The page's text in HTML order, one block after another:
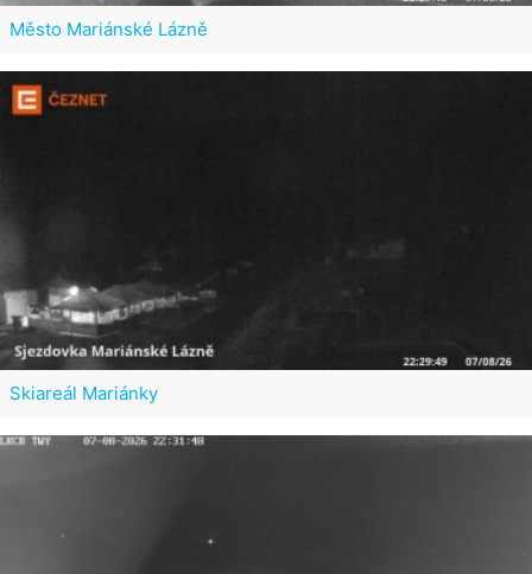
Město Mariánské Lázně
Skiareál Mariánky